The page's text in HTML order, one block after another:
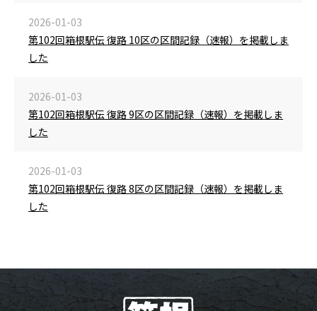
2026-01-03
第102回箱根駅伝 復路 10区の区間記録（速報）を掲載しま
した
2026-01-03
第102回箱根駅伝 復路 9区の区間記録（速報）を掲載しま
した
2026-01-03
第102回箱根駅伝 復路 8区の区間記録（速報）を掲載しま
した